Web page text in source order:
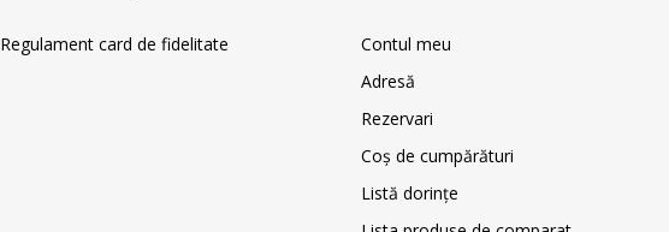
Regulament card de fidelitate
Contul meu
Adresă
Rezervari
Coş de cumpărături
Listă dorințe